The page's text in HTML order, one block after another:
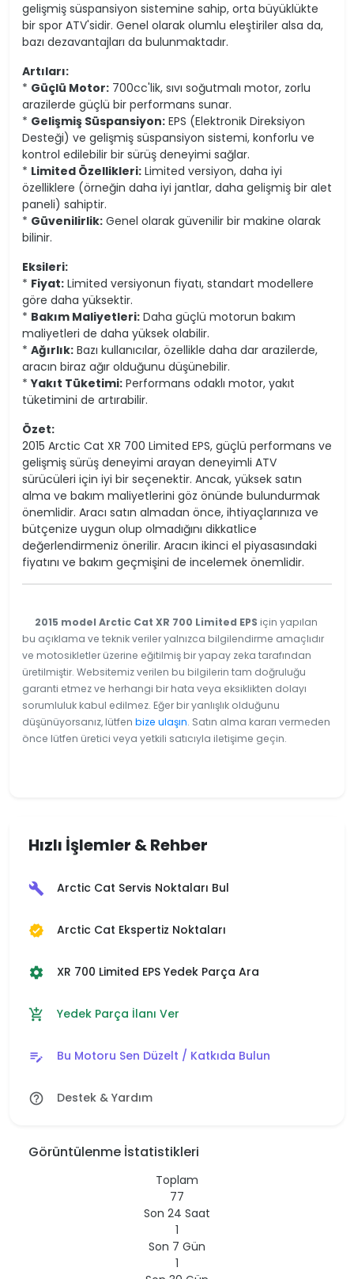
gelişmiş süspansiyon sistemine sahip, orta büyüklükte
bir spor ATV'sidir. Genel olarak olumlu eleştiriler alsa da,
bazı dezavantajları da bulunmaktadır.
Artıları:
* Güçlü Motor: 700cc'lik, sıvı soğutmalı motor, zorlu
arazilerde güçlü bir performans sunar.
* Gelişmiş Süspansiyon: EPS (Elektronik Direksiyon
Desteği) ve gelişmiş süspansiyon sistemi, konforlu ve
kontrol edilebilir bir sürüş deneyimi sağlar.
* Limited Özellikleri: Limited versiyon, daha iyi
özelliklere (örneğin daha iyi jantlar, daha gelişmiş bir alet
paneli) sahiptir.
* Güvenilirlik: Genel olarak güvenilir bir makine olarak
bilinir.
Eksileri:
* Fiyat: Limited versiyonun fiyatı, standart modellere
göre daha yüksektir.
* Bakım Maliyetleri: Daha güçlü motorun bakım
maliyetleri de daha yüksek olabilir.
* Ağırlık: Bazı kullanıcılar, özellikle daha dar arazilerde,
aracın biraz ağır olduğunu düşünebilir.
*Yakıt Tüketimi: Performans odaklı motor, yakıt
tüketimini de artırabilir.
Özet:
2015 Arctic Cat XR 700 Limited EPS, güçlü performans ve
gelişmiş sürüş deneyimi arayan deneyimli ATV
sürücüleri için iyi bir seçenektir. Ancak, yüksek satın
alma ve bakım maliyetlerini göz önünde bulundurmak
önemlidir. Aracı satın almadan önce, ihtiyaçlarınıza ve
bütçenize uygun olup olmadığını dikkatlice
değerlendirmeniz önerilir. Aracın ikinci el piyasasındaki
fiyatını ve bakım geçmişini de incelemek önemlidir.
2015 model Arctic Cat XR 700 Limited EPS için yapılan
bu açıklama ve teknik veriler yalnızca bilgilendirme amaçlıdır
ve motosikletler üzerine eğitilmiş bir yapay zeka tarafından
üretilmiştir. Websitemiz verilen bu bilgilerin tam doğruluğu
garanti etmez ve herhangi bir hata veya eksiklikten dolayı
sorumluluk kabul edilmez. Eğer bir yanlışlık olduğunu
düşünüyorsanız, lütfen bize ulaşın. Satın alma kararı vermeden
önce lütfen üretici veya yetkili satıcıyla iletişime geçin.
Hızlı İşlemler & Rehber
build Arctic Cat Servis Noktaları Bul
verified Arctic Cat Ekspertiz Noktaları
settings XR 700 Limited EPS Yedek Parça Ara
add_shopping_cart Yedek Parça İlanı Ver
edit_note Bu Motoru Sen Düzelt / Katkıda Bulun
help_outline Destek & Yardım
Görüntülenme İstatistikleri
Toplam
77
Son 24 Saat
1
Son 7 Gün
1